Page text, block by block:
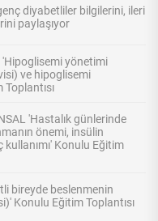
diyabetliler bilgilerini, ileri
paylaşıyor
'Hipoglisemi yönetimi
ve hipoglisemi
Toplantısı
'Hastalık günlerinde
önemi, insülin
kullanımı' Konulu Eğitim
bireyde beslenmenin
Konulu Eğitim Toplantısı